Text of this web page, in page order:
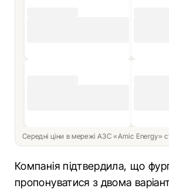
Середні ціни в мережі АЗС «Amic Energy»
Компанія підтвердила, що
пропонуватися з двома